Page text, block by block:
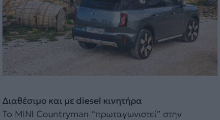
Διαθέσιμο και με diesel κινητήρα
Το MINI Countryman “πρωταγωνιστεί” στην